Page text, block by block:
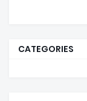
CATEGORIES